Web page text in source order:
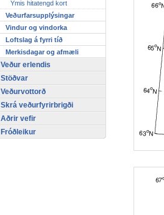
Ýmis hitatengd kort
Veðurfarsupplýsingar
Vindur og vindorka
Loftslag á fyrri tíð
Merkisdagar og afmæli
Veður erlendis
Stöðvar
Veðurvottorð
Skrá veðurfyrirbrigði
Aðrir vefir
Fróðleikur